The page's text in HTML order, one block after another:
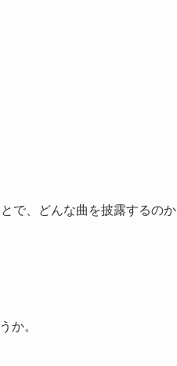
で、どんな曲を披露するのか
か。